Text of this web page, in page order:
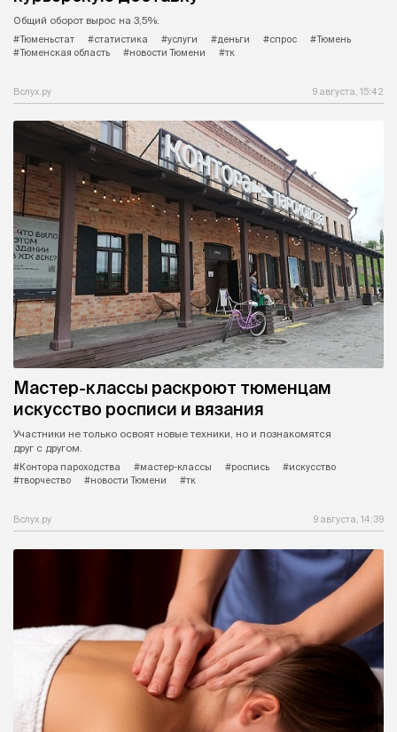
Общий оборот вырос на 3,5%.
#Тюменьстат
#статистика #услуги #деньги #спрос
#Тюмень
#Тюменская область
#новости Тюмени #тк
Вслух.ру 9 августа, 15:42
Мастер-классы раскроют тюменцам
искусство росписи и вязания
Участники не только освоят новые техники, но и познакомятся
друг с другом.
#Контора пароходства
#мастер-классы #роспись
#искусство
#творчество
#новости Тюмени #тк
Вслух.ру 9 августа, 14:39